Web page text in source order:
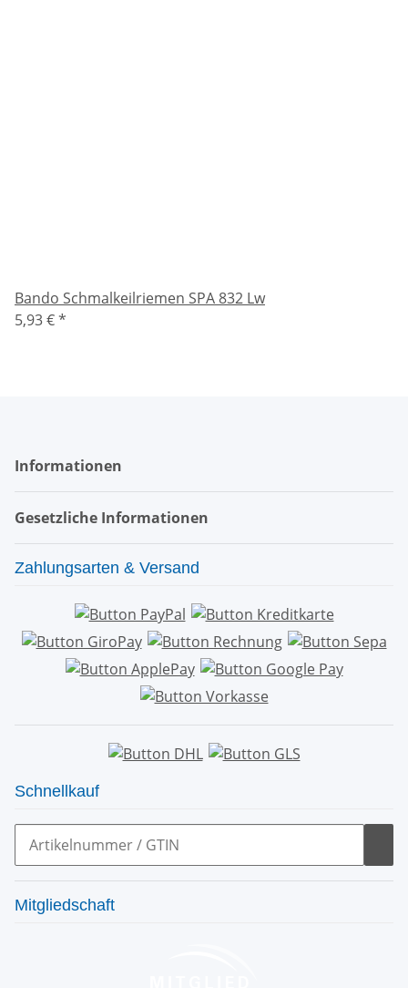
Bando Schmalkeilriemen SPA 832 Lw
5,93 €*
Informationen
Gesetzliche Informationen
Zahlungsarten & Versand
Schnellkauf
Mitgliedschaft